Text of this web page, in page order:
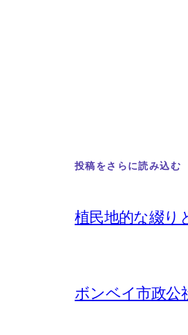
投稿をさらに読み込む
植民地的な綴り
ボンベイ市政公